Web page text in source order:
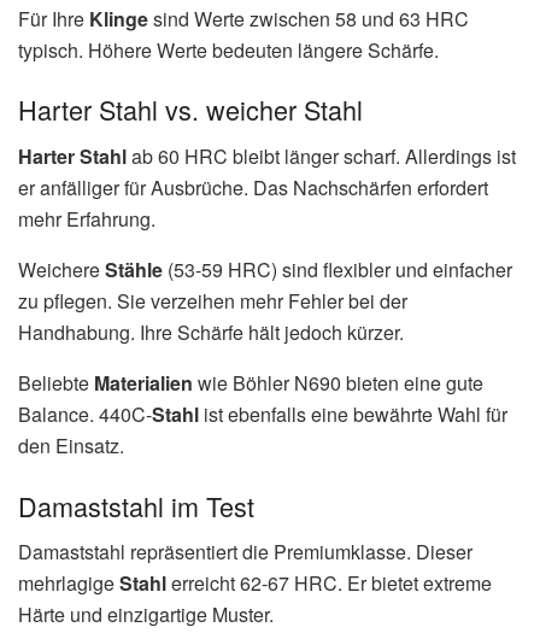
Für Ihre Klingesind Werte zwischen 58 und 63 HRC
typisch. Höhere Werte bedeuten längere Schärfe.
Harter Stahl vs. weicher Stahl
Harter Stahlab 60 HRC bleibt länger scharf. Allerdings ist
er anfälliger für Ausbrüche. Das Nachschärfen erfordert
mehr Erfahrung.
WeichereStähle (53-59 HRC) sind flexibler und einfacher
zu pflegen. Sie verzeihen mehr Fehler bei der
Handhabung. Ihre Schärfe hält jedoch kürzer.
Beliebte Materialien wie Böhler N690 bieten eine gute
Balance. 440C-Stahl ist ebenfalls eine bewährte Wahl für
den Einsatz.
Damaststahl im Test
Damaststahl repräsentiert die Premiumklasse. Dieser
mehrlagigeStahlerreicht 62-67 HRC. Er bietet extreme
Härte und einzigartige Muster.